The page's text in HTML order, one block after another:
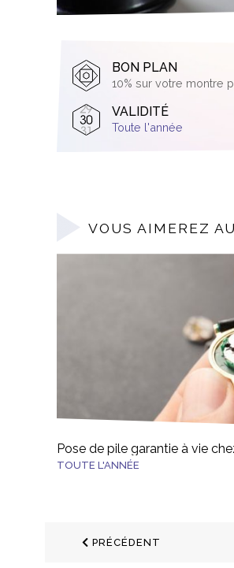
BON PLAN
10% sur votre montre
VALIDITÉ
Toute l'année
VOUS AIMEREZ
Pose de pile garantie à vie
TOUTE L'ANNÉE
PRÉCÉDENT